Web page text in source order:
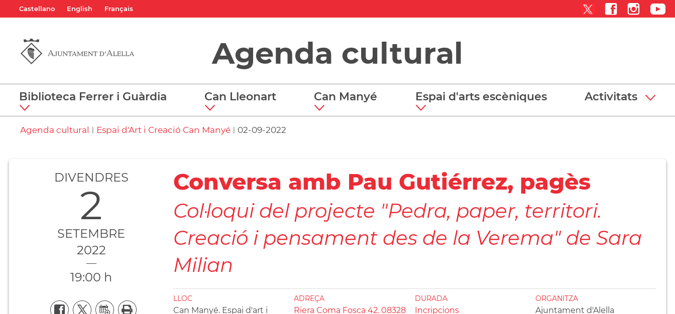
Castellano English Français
Agenda cultural
Biblioteca Ferrer i Guàrdia Can Lleonart Can Manyé Espai d'arts escèniques Activitats
Agenda cultural | Espai d'Art i Creació Can Manyé | 02-09-2022
DIVENDRES
2
SETEMBRE
2022
19:00 h
Conversa amb Pau Gutiérrez, pagès
Col·loqui del projecte "Pedra, paper, territori.
Creació i pensament des de la Verema" de Sara
Milian
LLOC
Can Manyé. Espai d'art i
ADREÇA
Riera Coma Fosca 42. 08328
DURADA
Incripcions
ORGANITZA
Ajuntament d'Alella